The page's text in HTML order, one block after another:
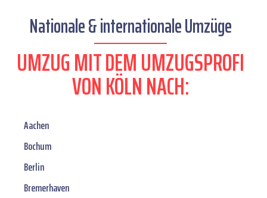
Nationale & internationale Umzüge
UMZUG MIT DEM UMZUGSPROFI
VON KÖLN NACH:
Aachen
Bochum
Berlin
Bremerhaven